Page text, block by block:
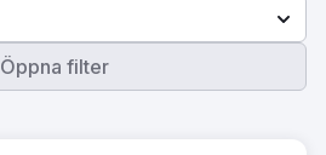
Öppna filter